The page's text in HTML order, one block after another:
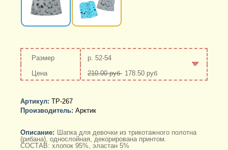
р. 52-54
210.00 руб 178.50 руб
Артикул: ТР-267
Производитель: Арктик
Описание: Шапка для девочки из трикотажного полотна
(рибана), однослойная, декорирована принтом.
СОСТАВ: хлопок 95%, эластан 5%